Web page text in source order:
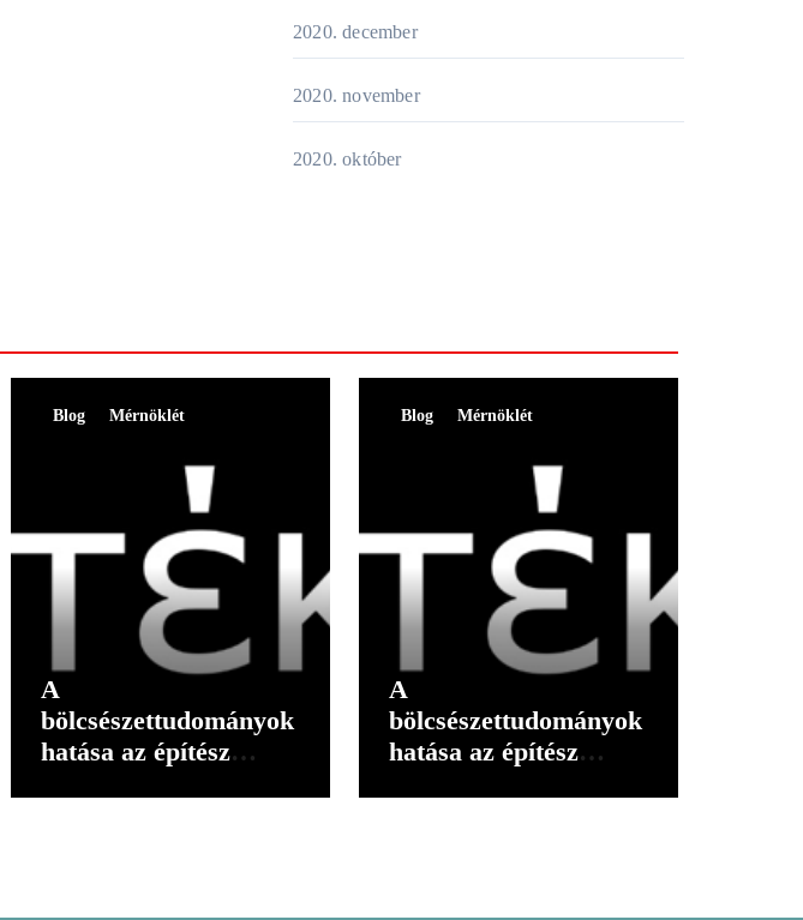
2020. december
2020. november
2020. október
Blog Mérnöklét
A
bölcsészettudományok
hatása az építész
Blog Mérnöklét
A
bölcsészettudományok
hatása az építész